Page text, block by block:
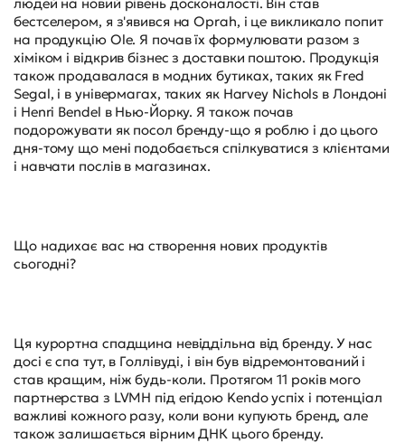
бестселером, я з'явився на Oprah, і це викликало попит
на продукцію Ole. Я почав їх формулювати разом з
хіміком і відкрив бізнес з доставки поштою. Продукція
також продавалася в модних бутиках, таких як Fred
Segal, і в універмагах, таких як Harvey Nichols в Лондоні
і Henri Bendel в Нью-Йорку. Я також почав
подорожувати як посол бренду-що я роблю і до цього
дня-тому що мені подобається спілкуватися з клієнтами
і навчати послів в магазинах.
Що надихає вас на створення нових продуктів
сьогодні?
Ця курортна спадщина невіддільна від бренду. У нас
досі є спа тут, в Голлівуді, і він був відремонтований і
став кращим, ніж будь-коли. Протягом 11 років мого
партнерства з LVMH під егідою Kendo успіх і потенціал
важливі кожного разу, коли вони купують бренд, але
також залишається вірним ДНК цього бренду.